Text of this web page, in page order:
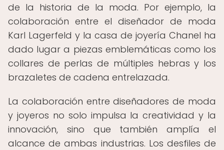
de la historia de la moda. Por ejemplo, la
colaboración entre el diseñador de moda
Karl Lagerfeld y la casa de joyería Chanel ha
dado lugar a piezas emblemáticas como los
collares de perlas de múltiples hebras y los
brazaletes de cadena entrelazada.
La colaboración entre diseñadores de moda
y joyeros no solo impulsa la creatividad y la
innovación, sino que también amplía el
alcance de ambas industrias. Los desfiles de